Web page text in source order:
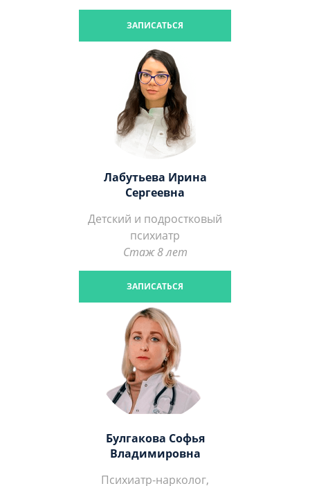
ЗАПИСАТЬСЯ
Лабутьева Ирина
Сергеевна
Детский и подростковый
психиатр
Стаж 8 лет
ЗАПИСАТЬСЯ
Булгакова Софья
Владимировна
Психиатр-нарколог,